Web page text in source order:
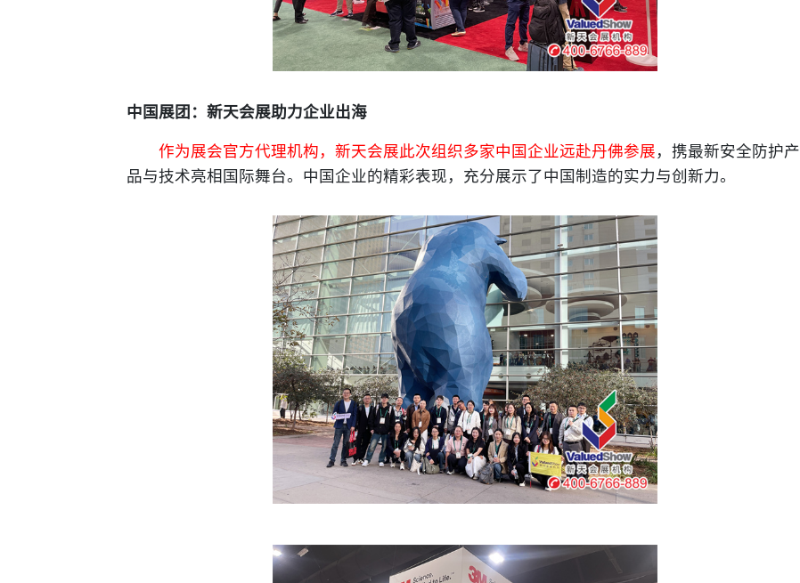
中国展团：新天会展助力企业出海
作为展会官方代理机构，新天会展此次组织多家中国企业远赴丹佛参展，携最新安全防护产
品与技术亮相国际舞台。中国企业的精彩表现，充分展示了中国制造的实力与创新力。